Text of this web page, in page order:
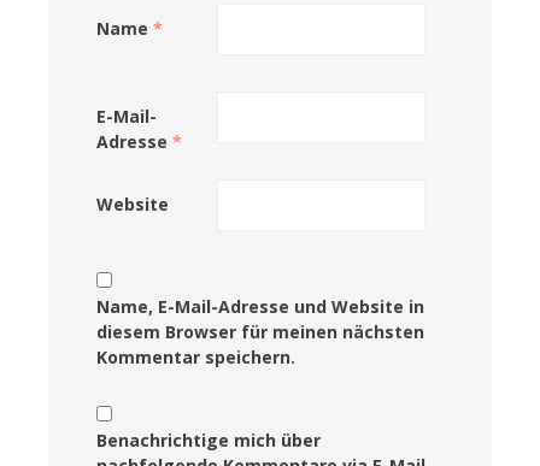
Name *
E-Mail-
Adresse *
Website
Name, E-Mail-Adresse und Website in
diesem Browser für meinen nächsten
Kommentar speichern.
Benachrichtige mich über